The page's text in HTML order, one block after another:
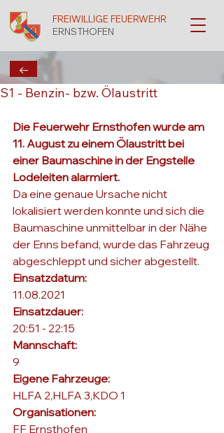
FREIWILLIGE FEUERWEHR
ERNSTHOFEN
S1 - Benzin- bzw. Ölaustritt
Die Feuerwehr Ernsthofen wurde am
11. August zu einem Ölaustritt bei
einer Baumaschine in der Engstelle
Lodeleiten alarmiert.
Da eine genaue Ursache nicht
lokalisiert werden konnte und sich die
Baumaschine unmittelbar in der Nähe
der Enns befand, wurde das Fahrzeug
abgeschleppt und sicher abgestellt.
Einsatzdatum:
11.08.2021
Einsatzdauer:
20:51 - 22:15
Mannschaft:
9
Eigene Fahrzeuge:
HLFA 2,HLFA 3,KDO 1
Organisationen:
FF Ernsthofen
←